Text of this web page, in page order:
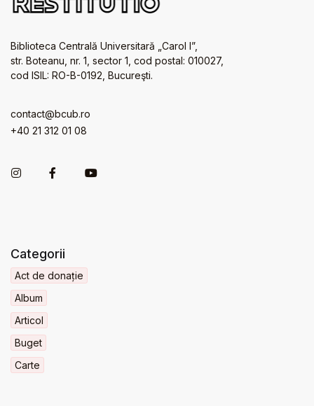
Biblioteca Centrală Universitară „Carol I”,
str. Boteanu, nr. 1, sector 1, cod postal: 010027,
cod ISIL: RO-B-0192, Bucureşti.
contact@bcub.ro
+40 21 312 01 08
Categorii
Act de donație
Album
Articol
Buget
Carte